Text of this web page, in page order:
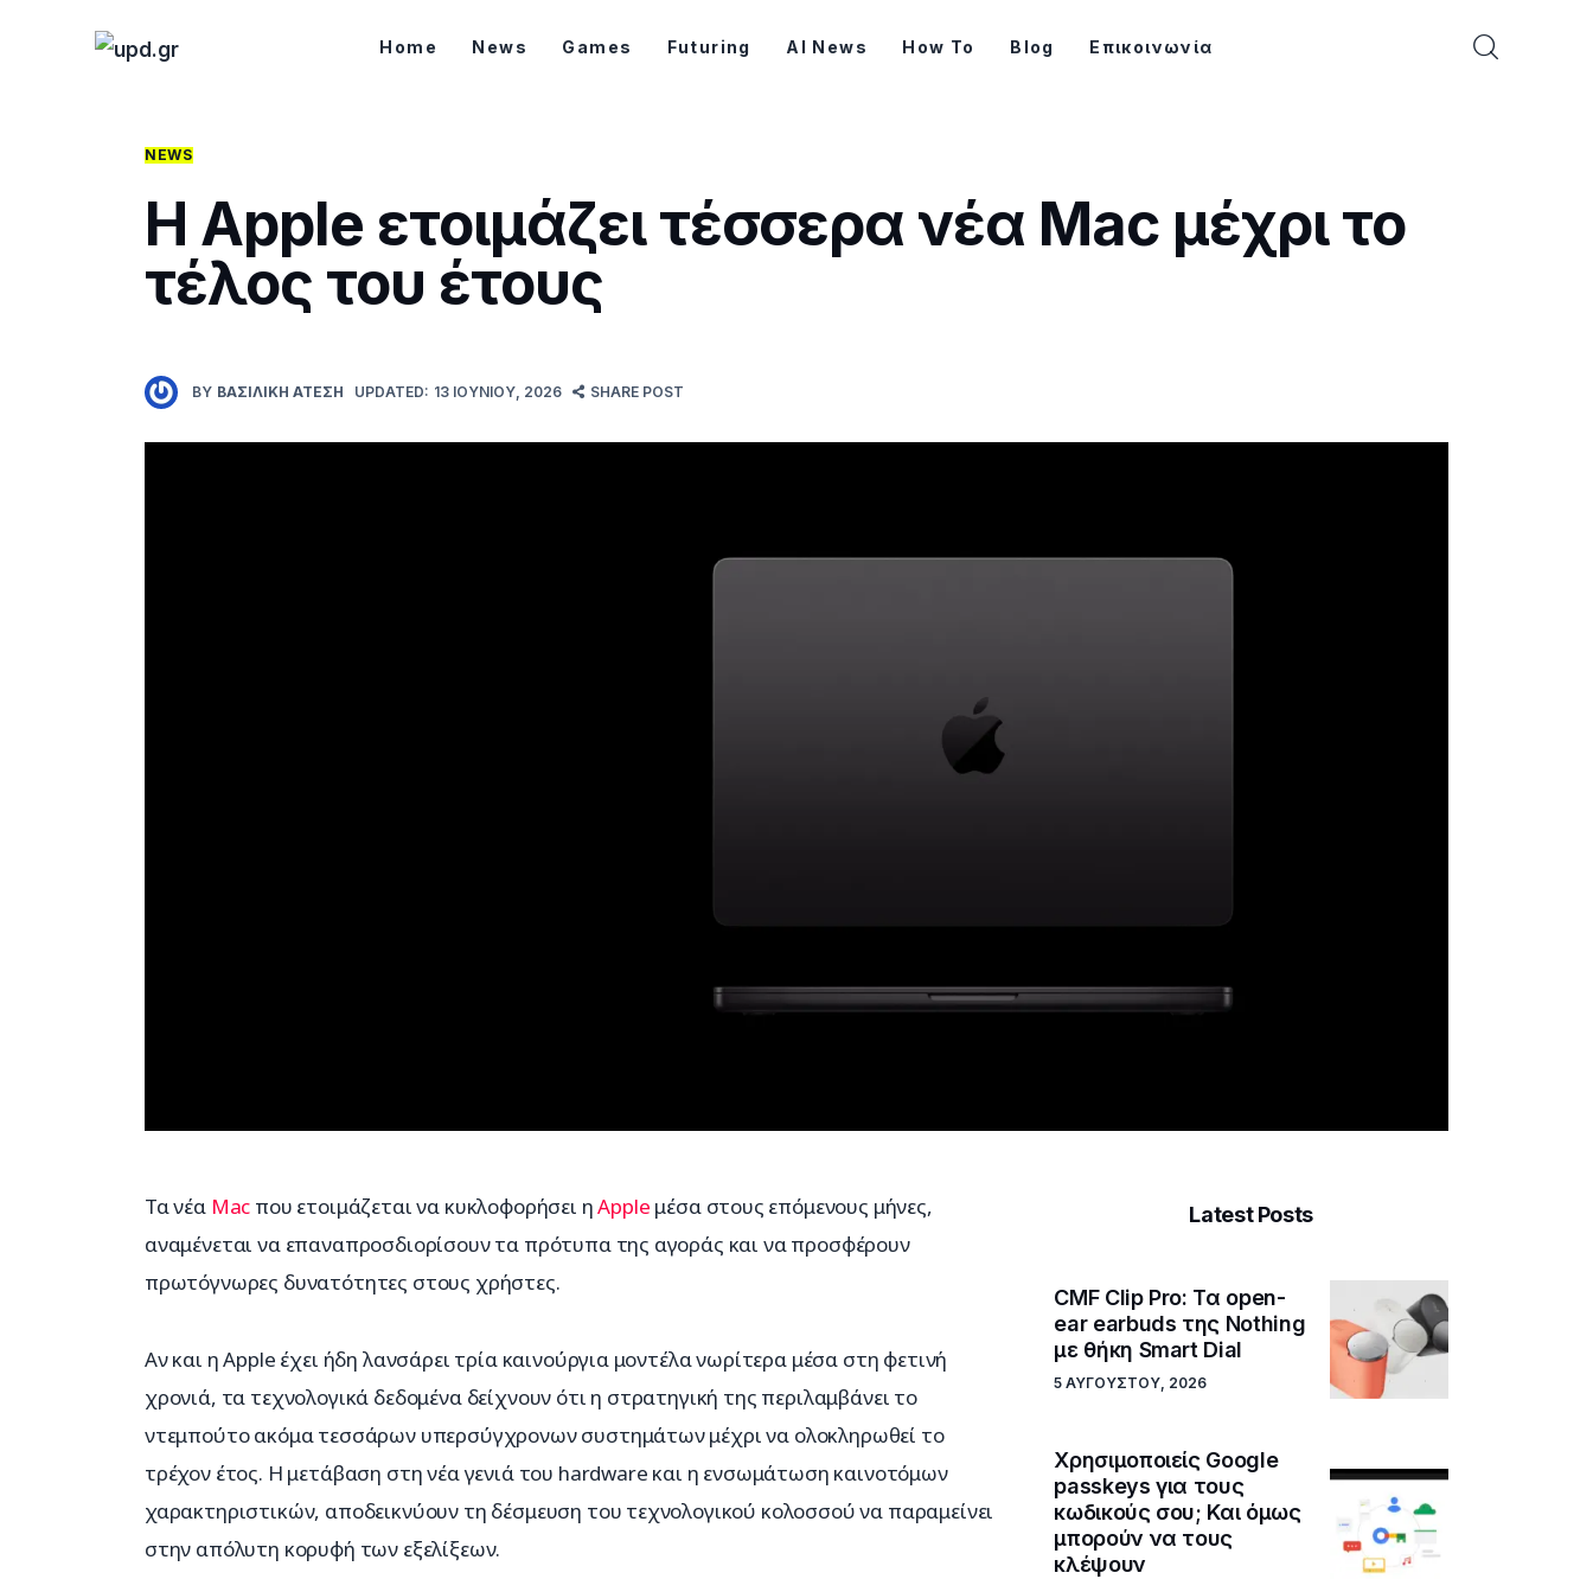
Home News Games Futuring AI News How To Blog Επικοινωνία
NEWS
Η Apple ετοιμάζει τέσσερα νέα Mac μέχρι το
τέλος του έτους
BY ΒΑΣΙΛΙΚΉ ΑΤΈΣΗ UPDATED: 13 ΙΟΥΝΊΟΥ, 2026 SHARE POST
Τα νέα Mac που ετοιμάζεται να κυκλοφορήσει η Apple μέσα στους επόμενους μήνες,
αναμένεται να επαναπροσδιορίσουν τα πρότυπα της αγοράς και να προσφέρουν
πρωτόγνωρες δυνατότητες στους χρήστες.
Αν και η Apple έχει ήδη λανσάρει τρία καινούργια μοντέλα νωρίτερα μέσα στη φετινή
χρονιά, τα τεχνολογικά δεδομένα δείχνουν ότι η στρατηγική της περιλαμβάνει το
ντεμπούτο ακόμα τεσσάρων υπερσύγχρονων συστημάτων μέχρι να ολοκληρωθεί το
τρέχον έτος. Η μετάβαση στη νέα γενιά του hardware και η ενσωμάτωση καινοτόμων
χαρακτηριστικών, αποδεικνύουν τη δέσμευση του τεχνολογικού κολοσσού να παραμείνει
στην απόλυτη κορυφή των εξελίξεων.
Latest Posts
CMF Clip Pro: Τα open-
ear earbuds της Nothing
με θήκη Smart Dial
5 ΑΥΓΟΎΣΤΟΥ, 2026
Χρησιμοποιείς Google
passkeys για τους
κωδικούς σου; Και όμως
μπορούν να τους
κλέψουν